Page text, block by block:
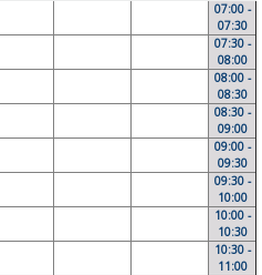
07:00 -
07:30
07:30 -
08:00
08:00 -
08:30
08:30 -
09:00
09:00 -
09:30
09:30 -
10:00
10:00 -
10:30
10:30 -
11:00